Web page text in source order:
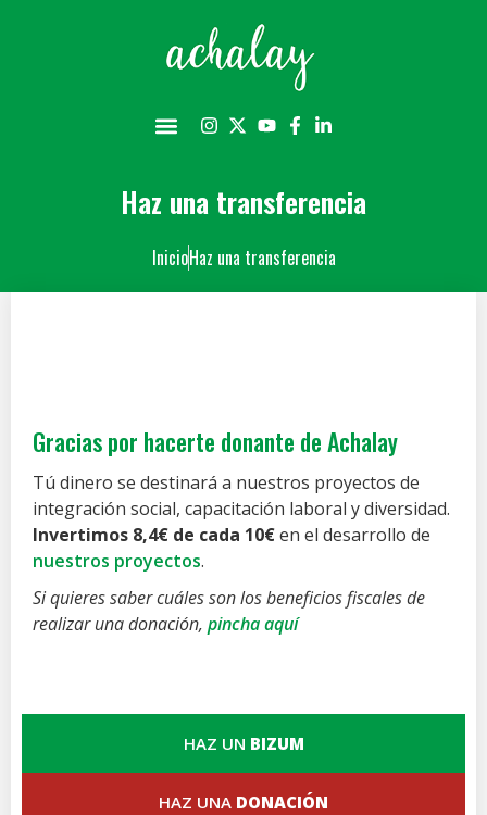
Haz una transferencia
InicioHaz una transferencia
Gracias por hacerte donante de Achalay
Tú dinero se destinará a nuestros proyectos de
integración social, capacitación laboral y diversidad.
Invertimos 8,4€ de cada 10€en el desarrollo de
nuestros proyectos.
Si quieres saber cuáles son los beneficios fiscales de
realizar una donación, pincha aquí
HAZ UN BIZUM
HAZ UNA DONACIÓN